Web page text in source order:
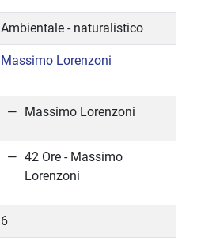
Ambientale - naturalistico
Massimo Lorenzoni
Massimo Lorenzoni
42 Ore - Massimo
Lorenzoni
6